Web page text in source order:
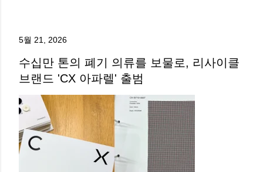
5월 21, 2026
수십만 톤의 폐기 의류를 보물로, 리사이클
브랜드 'CX 아파렐' 출범